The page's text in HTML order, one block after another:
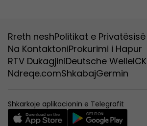
Rreth neshPolitikat e Privatësisë
Na KontaktoniProkurimi i Hapur
RTV DukagjiniDeutsche WelleICK
Ndreqe.comShkabajGermin
Shkarkoje aplikacionin e Telegrafit